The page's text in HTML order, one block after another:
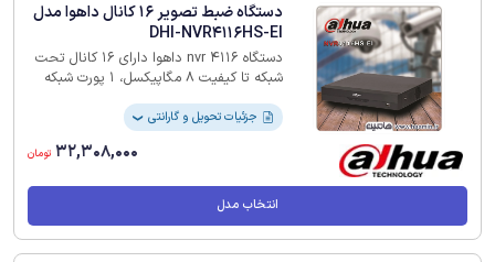
دستگاه ضبط تصویر 16 کانال داهوا مدل
DHI-NVR4116HS-EI
دستگاه nvr 4116 داهوا دارای 16 کانال تحت
شبکه تا کیفیت 8 مگاپیکسل، 1 پورت شبکه
و فرمت ذخیره سازی H.265+ است
جزئیات تحویل و گارانتی ❯
32,308,000 تومان
انتخاب مدل